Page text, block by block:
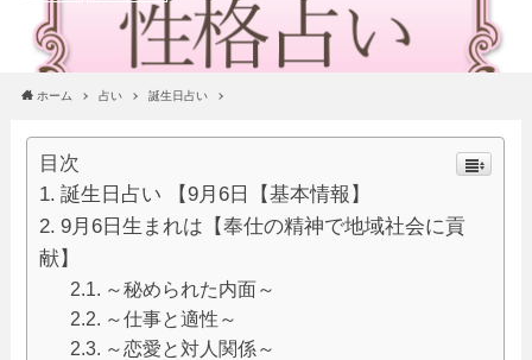
ホーム 占い 誕生日占い
目次
誕生日占い 【9月6日【基本情報】
9月6日生まれは【奉仕の精神で地域社会に貢
献】
～秘められた内面～
～仕事と適性～
～恋愛と対人関係～